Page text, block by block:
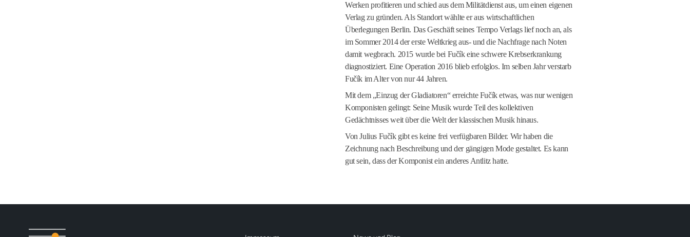
Werken profitieren und schied aus dem Militätdienst aus, um einen eigenen
Verlag zu gründen. Als Standort wählte er aus wirtschaftlichen
Überlegungen Berlin. Das Geschäft seines Tempo Verlags lief noch an, als
im Sommer 2014 der erste Weltkrieg aus- und die Nachfrage nach Noten
damit wegbrach. 2015 wurde bei Fučík eine schwere Krebserkrankung
diagnostiziert. Eine Operation 2016 blieb erfolglos. Im selben Jahr verstarb
Fučík im Alter von nur 44 Jahren.
Mit dem „Einzug der Gladiatoren“ erreichte Fučík etwas, was nur wenigen
Komponisten gelingt: Seine Musik wurde Teil des kollektiven
Gedächtnisses weit über die Welt der klassischen Musik hinaus.
Von Julius Fučík gibt es keine frei verfügbaren Bilder. Wir haben die
Zeichnung nach Beschreibung und der gängigen Mode gestaltet. Es kann
gut sein, dass der Komponist ein anderes Antlitz hatte.